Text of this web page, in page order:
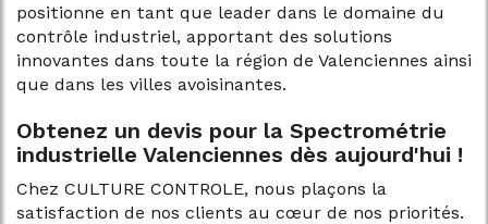
positionne en tant que leader dans le domaine du
contrôle industriel, apportant des solutions
innovantes dans toute la région de Valenciennes ainsi
que dans les villes avoisinantes.
Obtenez un devis pour la Spectrométrie
industrielle Valenciennes dès aujourd'hui !
Chez CULTURE CONTROLE, nous plaçons la
satisfaction de nos clients au cœur de nos priorités.